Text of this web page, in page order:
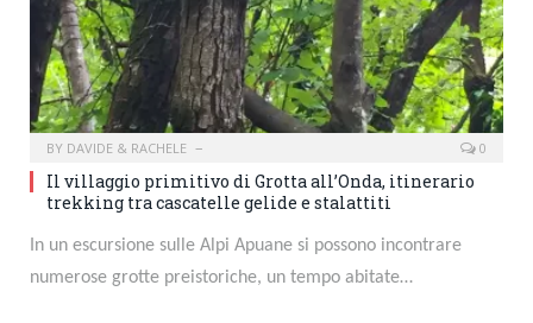
BY DAVIDE & RACHELE 0
Il villaggio primitivo di Grotta all’Onda, itinerario
trekking tra cascatelle gelide e stalattiti
In un escursione sulle Alpi Apuane si possono incontrare
numerose grotte preistoriche, un tempo abitate…